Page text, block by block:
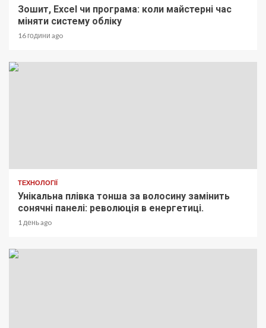
Зошит, Excel чи програма: коли майстерні час
міняти систему обліку
16 години ago
ТЕХНОЛОГІЇ
Унікальна плівка тонша за волосину замінить
сонячні панелі: революція в енергетиці.
1 день ago